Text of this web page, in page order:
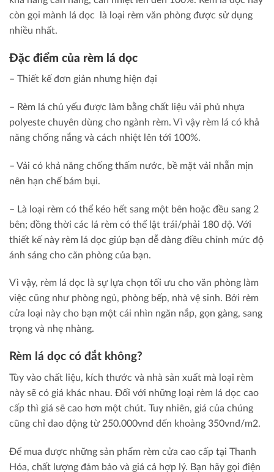
còn gọi mành lá dọc là loại rèm văn phòng được sử dụng
nhiều nhất.
Đặc điểm của rèm lá dọc
– Thiết kế đơn giản nhưng hiện đại
– Rèm lá chủ yếu được làm bằng chất liệu vải phủ nhựa
polyeste chuyên dùng cho ngành rèm. Vì vậy rèm lá có khả
năng chống nắng và cách nhiệt lên tới 100%.
– Vải có khả năng chống thấm nước, bề mặt vải nhẵn mịn
nên hạn chế bám bụi.
– Là loại rèm có thể kéo hết sang một bên hoặc đều sang 2
bên; đồng thời các lá rèm có thể lật trái/phải 180 độ. Với
thiết kế này rèm lá dọc giúp bạn dễ dàng điều chỉnh mức độ
ánh sáng cho căn phòng của bạn.
Vì vậy, rèm lá dọc là sự lựa chọn tối ưu cho văn phòng làm
việc cũng như phòng ngủ, phòng bếp, nhà vệ sinh. Bởi rèm
cửa loại này cho bạn một cái nhìn ngăn nắp, gọn gàng, sang
trọng và nhẹ nhàng.
Rèm lá dọc có đắt không?
Tùy vào chất liệu, kích thước và nhà sản xuất mà loại rèm
này sẽ có giá khác nhau. Đối với những loại rèm lá dọc cao
cấp thì giá sẽ cao hơn một chút. Tuy nhiên, giá của chúng
cũng chỉ dao động từ 250.000vnđ đến khoảng 350vnđ/m2.
Để mua được những sản phẩm rèm cửa cao cấp tại Thanh
Hóa, chất lượng đảm bảo và giá cả hợp lý. Bạn hãy gọi điện